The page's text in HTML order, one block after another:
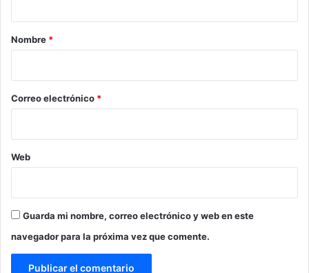
r
*
Nombre *
Correo electrónico *
Web
Guarda mi nombre, correo electrónico y web en este
navegador para la próxima vez que comente.